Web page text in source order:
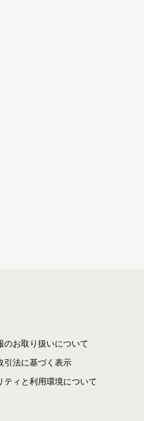
のお取り扱いについて
引法に基づく表示
ティと利用環境について